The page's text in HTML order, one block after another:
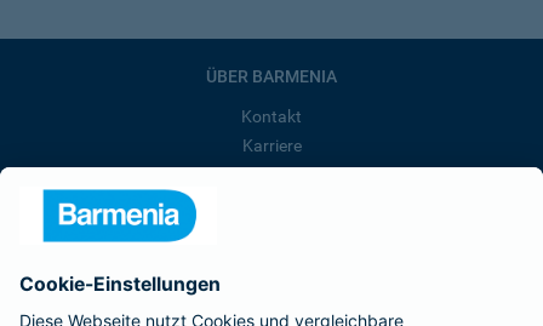
ÜBER BARMENIA
Kontakt
Karriere
Barmenia ist Teil der BarmeniaGothaer